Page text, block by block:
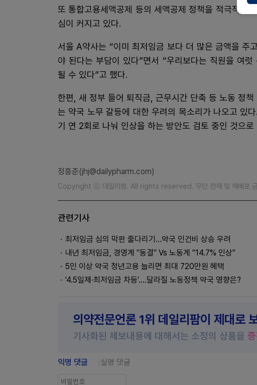
또 통합고용세액공제 등의 세액공제 정책을 적극적으
심이 커지고 있다.
서울 A약사는 “이미 최저임금 보다 더 많은 금액을 주
야 된다는 부담이 있다”면서 “우리보다는 직원을 여
될 수 있다”고 했다.
한편, 새 정부 들어 퇴직금, 근무시간 단축 등 노동 정
는 약국 노무 갈등에 대한 우려의 목소리가 나오고 있
기 연 2회로 나눠 인상을 하는 방안도 검토 중인 것으로
정흥준(jhj@dailypharm.com)
Copyright ⓒ 데일리팜. All rights reserved. 무단 전재 및 재배포
관련기사
최저임금 심의 막판 줄다리기...약국 인건비 상승 우려
내년 최저임금, 경영계 "동결" Vs 노동계 "14.7% 인상"
5인 이상 약국 청년고용 늘리면 최대 720만원 혜택
'4.5일제·최저임금 차등'....달라질 노동정책 약국 영향은?
의약전문언론 1위 데일리팜이 제대로
기사화된 제보내용에 대해서는 소정의 상품을
익명 댓글 실명 댓글